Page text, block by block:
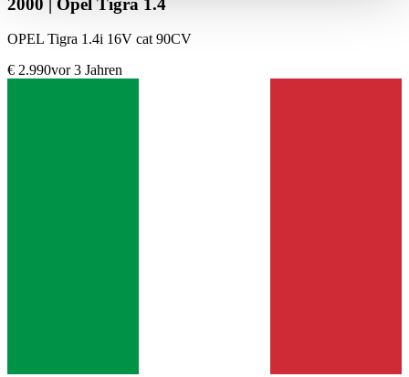
haben oder die sie im Rahmen Ihrer Nutzung der Dienste
gesammelt haben.
Datenschutzerklärung
OPEL Tigra 1.4i 16V cat 90CV
€ 2.990vor 3 Jahren